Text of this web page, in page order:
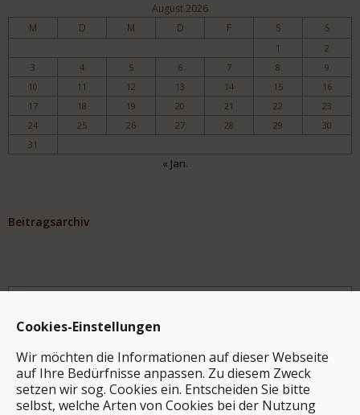
Cookies-Einstellungen
Wir möchten die Informationen auf dieser Webseite
auf Ihre Bedürfnisse anpassen. Zu diesem Zweck
setzen wir sog. Cookies ein. Entscheiden Sie bitte
selbst, welche Arten von Cookies bei der Nutzung
August 2026
M D M D F S S
1
2
3
4 5 6 7 8
9
10
11 12 13 14 15
16
17
18 19 20 21 22
23
24
25 26 27 28 29
30
31
« Jan.
Beitragsarchiv
Archiv